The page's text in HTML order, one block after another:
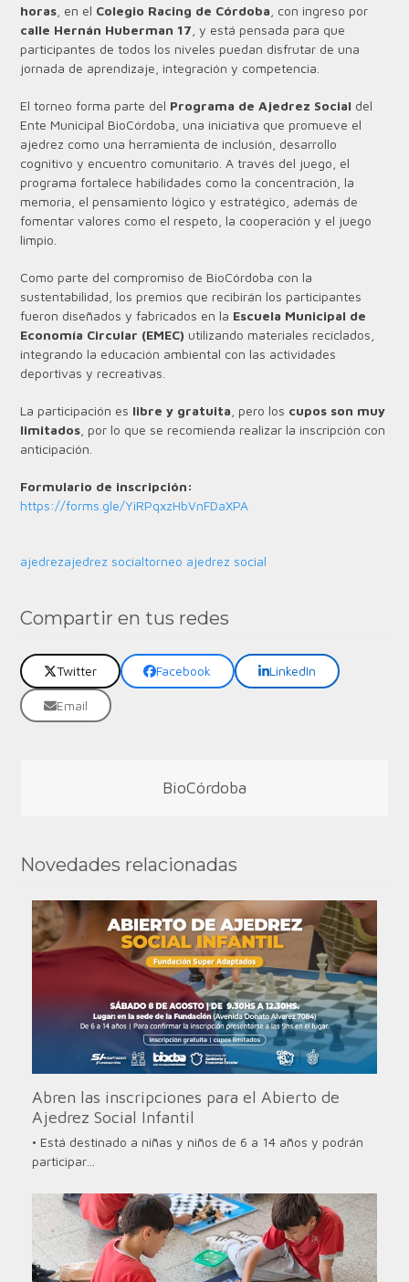
horas , en el Colegio Racing de Córdoba , con ingreso por
calle Hernán Huberman 17 , y está pensada para que
participantes de todos los niveles puedan disfrutar de una
jornada de aprendizaje, integración y competencia.
El torneo forma parte del Programa de Ajedrez Social del
Ente Municipal BioCórdoba, una iniciativa que promueve el
ajedrez como una herramienta de inclusión, desarrollo
cognitivo y encuentro comunitario. A través del juego, el
programa fortalece habilidades como la concentración, la
memoria, el pensamiento lógico y estratégico, además de
fomentar valores como el respeto, la cooperación y el juego
limpio.
Como parte del compromiso de BioCórdoba con la
sustentabilidad, los premios que recibirán los participantes
fueron diseñados y fabricados en la Escuela Municipal de
Economía Circular (EMEC) utilizando materiales reciclados,
integrando la educación ambiental con las actividades
deportivas y recreativas.
La participación es libre y gratuita , pero los cupos son muy
limitados , por lo que se recomienda realizar la inscripción con
anticipación.
Formulario de inscripción:
https://forms.gle/YiRPqxzHbVnFDaXPA
ajedrezajedrez socialtorneo ajedrez social
Compartir en tus redes
Twitter Facebook LinkedIn
Email
BioCórdoba
Novedades relacionadas
Abren las inscripciones para el Abierto de
Ajedrez Social Infantil
• Está destinado a niñas y niños de 6 a 14 años y podrán
participar…